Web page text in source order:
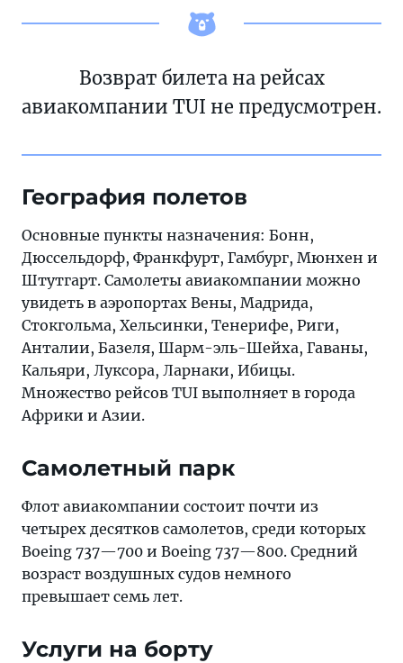
Возврат билета на рейсах
авиакомпании TUI не предусмотрен.
География полетов
Основные пункты назначения: Бонн,
Дюссельдорф, Франкфурт, Гамбург, Мюнхен и
Штутгарт. Самолеты авиакомпании можно
увидеть в аэропортах Вены, Мадрида,
Стокгольма, Хельсинки, Тенерифе, Риги,
Анталии, Базеля, Шарм-эль-Шейха, Гаваны,
Кальяри, Луксора, Ларнаки, Ибицы.
Множество рейсов TUI выполняет в города
Африки и Азии.
Самолетный парк
Флот авиакомпании состоит почти из
четырех десятков самолетов, среди которых
Boeing 737—700 и Boeing 737—800. Средний
возраст воздушных судов немного
превышает семь лет.
Услуги на борту